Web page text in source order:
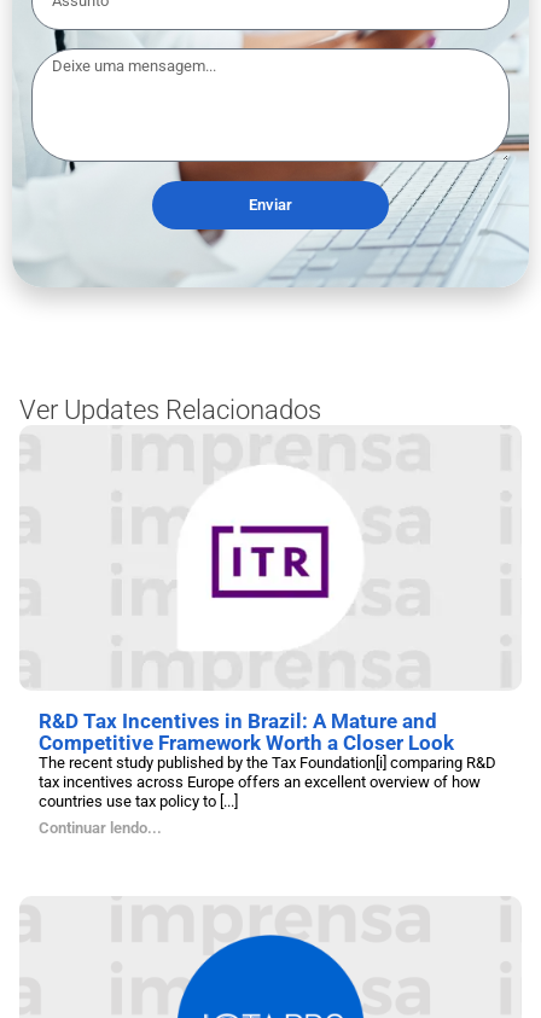
Enviar
Ver Updates Relacionados
R&D Tax Incentives in Brazil: A Mature and
Competitive Framework Worth a Closer Look
The recent study published by the Tax Foundation[i] comparing R&D
tax incentives across Europe offers an excellent overview of how
countries use tax policy to [...]
Continuar lendo...